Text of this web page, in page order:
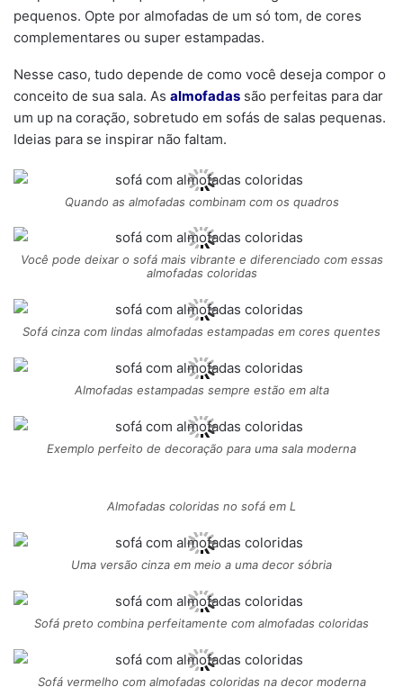
pequenos. Opte por almofadas de um só tom, de cores
complementares ou super estampadas.
Nesse caso, tudo depende de como você deseja compor o
conceito de sua sala. As almofadas são perfeitas para dar
um up na coração, sobretudo em sofás de salas pequenas.
Ideias para se inspirar não faltam.
Quando as almofadas combinam com os quadros
Você pode deixar o sofá mais vibrante e diferenciado com essas
almofadas coloridas
Sofá cinza com lindas almofadas estampadas em cores quentes
Almofadas estampadas sempre estão em alta
Exemplo perfeito de decoração para uma sala moderna
Almofadas coloridas no sofá em L
Uma versão cinza em meio a uma decor sóbria
Sofá preto combina perfeitamente com almofadas coloridas
Sofá vermelho com almofadas coloridas na decor moderna